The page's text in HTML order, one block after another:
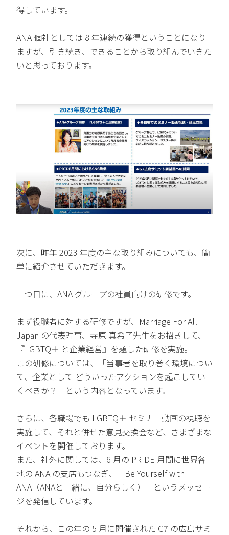
得しています。
ANA 個社としては 8 年連続の獲得ということになり
ますが、引き続き、できることから取り組んでいきた
いと思っております。
次に、昨年 2023 年度の主な取り組みについても、簡
単に紹介させていただきます。
一つ目に、ANA グループの社員向けの研修です。
まず役職者に対する研修ですが、Marriage For All
Japan の代表理事、寺原 真希子先生をお招きして、
『LGBTQ＋ と企業経営』を題した研修を実施。
この研修については、「当事者を取り巻く環境につい
て、企業として どういったアクションを起こしてい
くべきか？」という内容となっています。
さらに、各職場でも LGBTQ＋ セミナー動画の視聴を
実施して、それと併せた意見交換会など、さまざまな
イベントを開催しております。
また、社外に関しては、6 月の PRIDE 月間に世界各
地の ANA の支店もつなぎ、「Be Yourself with
ANA（ANAと一緒に、自分らしく）」というメッセー
ジを発信しています。
それから、この年の 5 月に開催された G7 の広島サミ